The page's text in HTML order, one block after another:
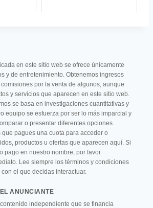
en este sitio web se ofrece únicamente
y de entretenimiento. Obtenemos ingresos
por la venta de algunos, aunque
y servicios que aparecen en este sitio web.
se basa en investigaciones cuantitativas y
equipo se esfuerza por ser lo más imparcial y
o presentar diferentes opciones.
que pagues una cuota para acceder o
productos u ofertas que aparecen aquí. Si
pago en nuestro nombre, por favor
Lee siempre los términos y condiciones
el que decidas interactuar.
ANUNCIANTE
independiente que se financia